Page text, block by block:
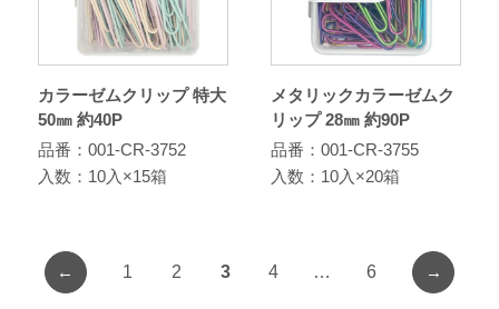
カラーゼムクリップ 特大
50㎜ 約40P
品番：001-CR-3752
入数：10入×15箱
メタリックカラーゼムク
リップ 28㎜ 約90P
品番：001-CR-3755
入数：10入×20箱
← 1 2 3 4 … 6 →